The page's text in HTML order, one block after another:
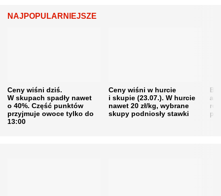
NAJPOPULARNIEJSZE
Ceny wiśni dziś.
W skupach spadły nawet
o 40%. Część punktów
przyjmuje owoce tylko do
13:00
Ceny wiśni w hurcie
i skupie (23.07.). W hurcie
nawet 20 zł/kg, wybrane
skupy podniosły stawki